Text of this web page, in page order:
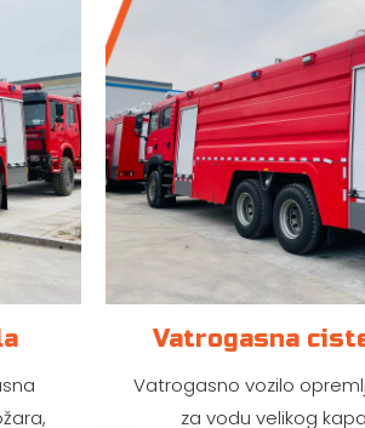
Vatrogasna
Vatrogasno vozilo
za vodu velikog